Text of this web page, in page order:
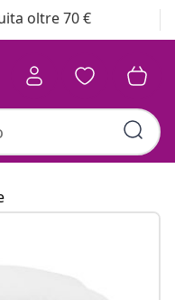
oltre 70 €